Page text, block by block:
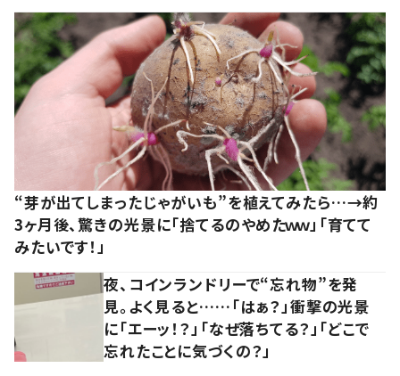
“芽が出てしまったじゃがいも”を植えてみたら…→約
3ヶ月後、驚きの光景に「捨てるのやめたｗｗ」「育てて
みたいです！」
夜、コインランドリーで“忘れ物”を発
見。よく見ると……「はぁ？」衝撃の光景
に「エーッ！？」「なぜ落ちてる？」「どこで
忘れたことに気づくの？」